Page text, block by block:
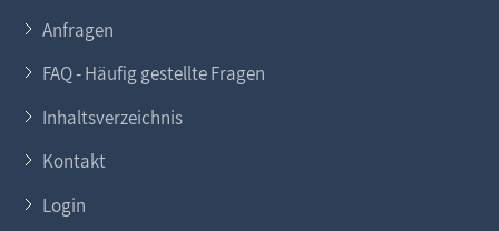
Anfragen
FAQ - Häufig gestellte Fragen
Inhaltsverzeichnis
Kontakt
Login